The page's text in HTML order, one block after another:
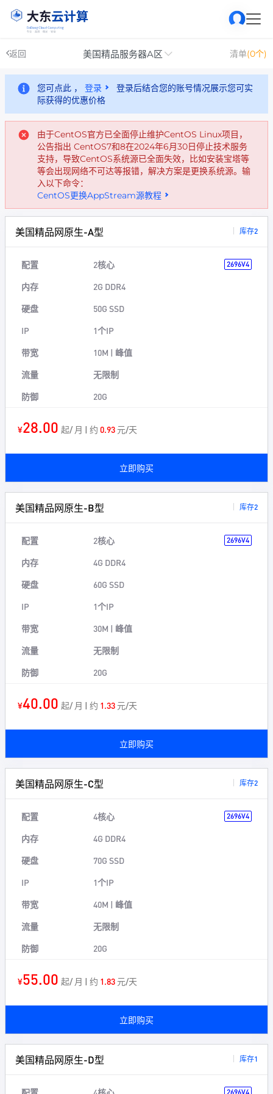
返回 美国精品服务器A区 清单(0个)
您可点此 ， 登录
登录后结合您的账号情况展示您可实
际获得的优惠价格
由于CentOS官方已全面停止维护CentOS Linux项目，
公告指出 CentOS7和8在2024年6月30日停止技术服务
支持，导致CentOS系统源已全面失效，比如安装宝塔等
等会出现网络不可达等报错，解决方案是更换系统源。输
入以下命令：
CentOS更换AppStream源教程
美国精品网原生-A型 库存2
配置 2核心 2696V4
内存
2G DDR4
硬盘
50G SSD
IP
1个IP
带宽
10M | 峰值
流量
无限制
防御
20G
¥28.00 起/ 月 | 约 0.93元/天
立即购买
美国精品网原生-B型 库存2
配置 2核心 2696V4
内存
4G DDR4
硬盘
60G SSD
IP
1个IP
带宽
30M | 峰值
流量
无限制
防御
20G
¥40.00 起/ 月 | 约 1.33元/天
立即购买
美国精品网原生-C型 库存2
配置 4核心 2696V4
内存
4G DDR4
硬盘
70G SSD
IP
1个IP
带宽
40M | 峰值
流量
无限制
防御
20G
¥55.00 起/ 月 | 约 1.83元/天
立即购买
美国精品网原生-D型 库存1
2696V4